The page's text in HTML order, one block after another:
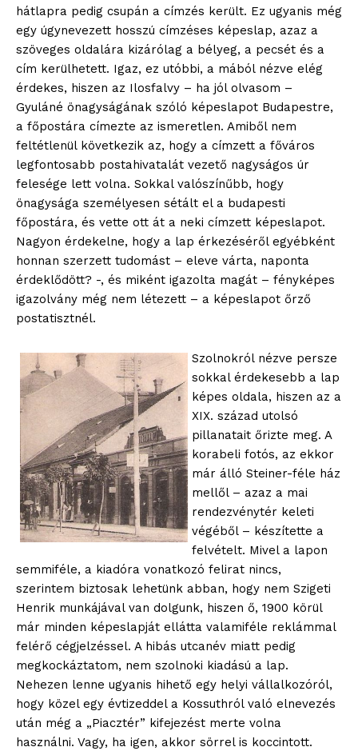
hátlapra pedig csupán a címzés került. Ez ugyanis még
egy úgynevezett hosszú címzéses képeslap, azaz a
szöveges oldalára kizárólag a bélyeg, a pecsét és a
cím kerülhetett. Igaz, ez utóbbi, a mából nézve elég
érdekes, hiszen az Ilosfalvy – ha jól olvasom –
Gyuláné önagyságának szóló képeslapot Budapestre,
a főpostára címezte az ismeretlen. Amiből nem
feltétlenül következik az, hogy a címzett a főváros
legfontosabb postahivatalát vezető nagyságos úr
felesége lett volna. Sokkal valószínűbb, hogy
önagysága személyesen sétált el a budapesti
főpostára, és vette ott át a neki címzett képeslapot.
Nagyon érdekelne, hogy a lap érkezéséről egyébként
honnan szerzett tudomást – eleve várta, naponta
érdeklődött? -, és miként igazolta magát – fényképes
igazolvány még nem létezett – a képeslapot őrző
postatisztnél.
Szolnokról nézve persze
sokkal érdekesebb a lap
képes oldala, hiszen az a
XIX. század utolsó
pillanatait őrizte meg. A
korabeli fotós, az ekkor
már álló Steiner-féle ház
mellől – azaz a mai
rendezvénytér keleti
végéből – készítette a
felvételt. Mivel a lapon
semmiféle, a kiadóra vonatkozó felirat nincs,
szerintem biztosak lehetünk abban, hogy nem Szigeti
Henrik munkájával van dolgunk, hiszen ő, 1900 körül
már minden képeslapját ellátta valamiféle reklámmal
felérő cégjelzéssel. A hibás utcanév miatt pedig
megkockáztatom, nem szolnoki kiadású a lap.
Nehezen lenne ugyanis hihető egy helyi vállalkozóról,
hogy közel egy évtizeddel a Kossuthról való elnevezés
után még a „Piacztér” kifejezést merte volna
használni. Vagy, ha igen, akkor sörrel is koccintott.